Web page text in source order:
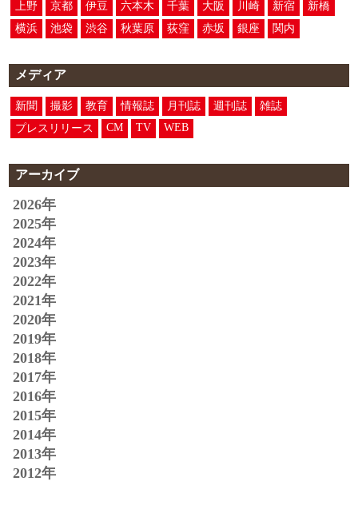
上野 京都 伊豆 六本木 千葉 大阪 川崎 新宿
新橋
横浜
池袋 渋谷 秋葉原 荻窪 赤坂 銀座 関内
メディア
新聞 撮影 教育 情報誌 月刊誌 週刊誌
雑誌
プレスリリース
CM TV WEB
アーカイブ
2026年
2025年
2024年
2023年
2022年
2021年
2020年
2019年
2018年
2017年
2016年
2015年
2014年
2013年
2012年